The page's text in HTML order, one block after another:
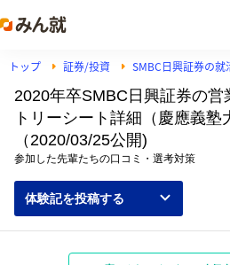
トップ 証券/投資 SMBC日興証券の就
2020年卒SMBC日興証券の営
トリーシート詳細（慶應義塾
（2020/03/25公開)
参加した先輩たちの口コミ・選考対策
体験記を投稿する